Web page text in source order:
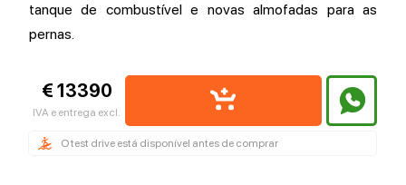
tanque de combustível e novas almofadas para as
pernas.
€ 13390
IVA e entrega excl.
O test drive está disponível antes de comprar